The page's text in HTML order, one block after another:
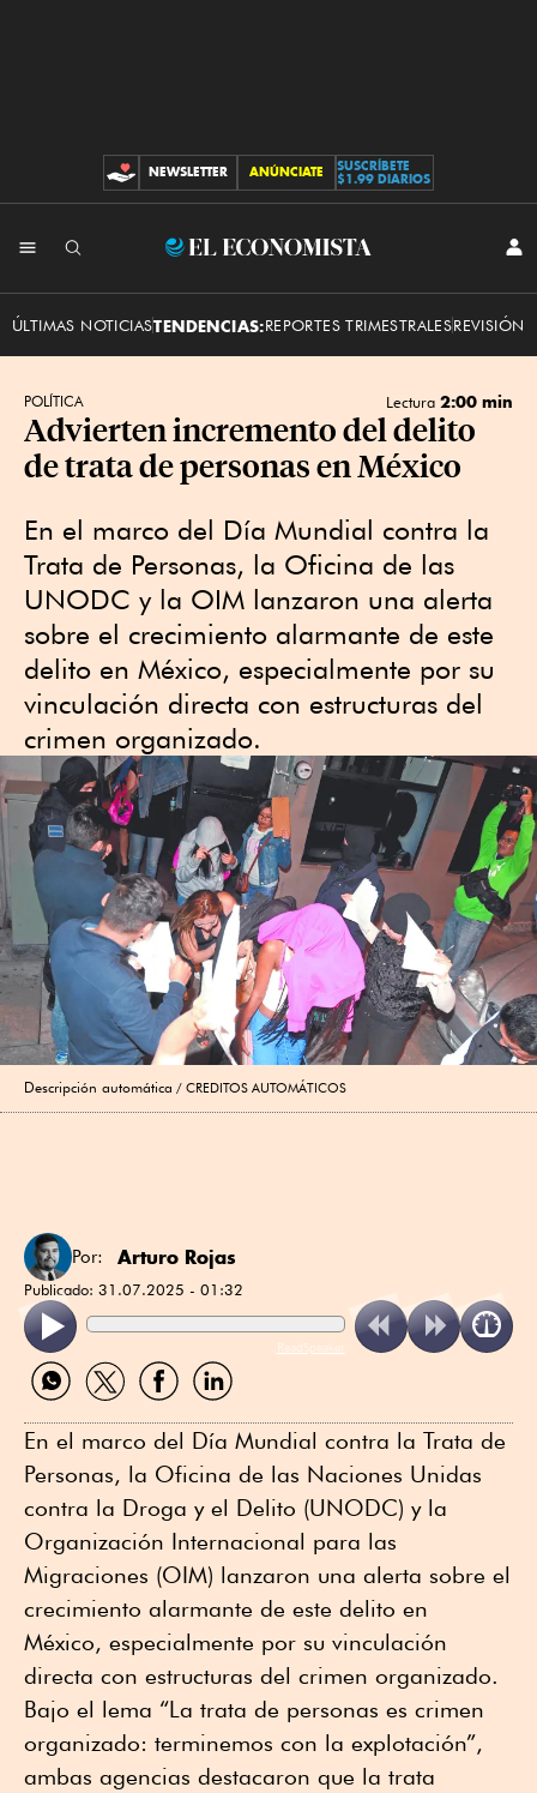
CONTRIBUCIONES
NEWSLETTER ANÚNCIATE
SUSCRÍBETE
$1.99 DIARIOS
El
ÚLTIMAS NOTICIASTENDENCIAS:REPORTES TRIMESTRALESREVISIÓN
POLÍTICA Lectura 2:00 min
Advierten incremento del delito
de trata de personas en México
En el marco del Día Mundial contra la
Trata de Personas, la Oficina de las
UNODC y la OIM lanzaron una alerta
sobre el crecimiento alarmante de este
delito en México, especialmente por su
vinculación directa con estructuras del
crimen organizado.
Descripción automática CREDITOS AUTOMÁTICOS
Por: Arturo Rojas
Publicado: 31.07.2025 - 01:32
ReadSpeaker
Compartir
por
Compartir
por
Compartir
por
Compartir
por
En el marco del Día Mundial contra la Trata de
Personas, la Oficina de las Naciones Unidas
contra la Droga y el Delito (UNODC) y la
Organización Internacional para las
Migraciones (OIM) lanzaron una alerta sobre el
crecimiento alarmante de este delito en
México, especialmente por su vinculación
directa con estructuras del crimen organizado.
Bajo el lema “La trata de personas es crimen
organizado: terminemos con la explotación”,
ambas agencias destacaron que la trata